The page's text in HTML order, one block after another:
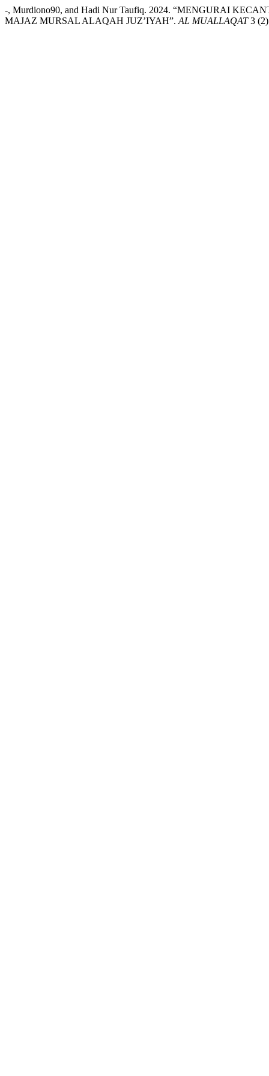
-, Murdiono90, and Hadi Nur Taufiq. 2024. “MENGURAI
MAJAZ MURSAL ALAQAH JUZ’IYAH”. AL MUALLAQAT3